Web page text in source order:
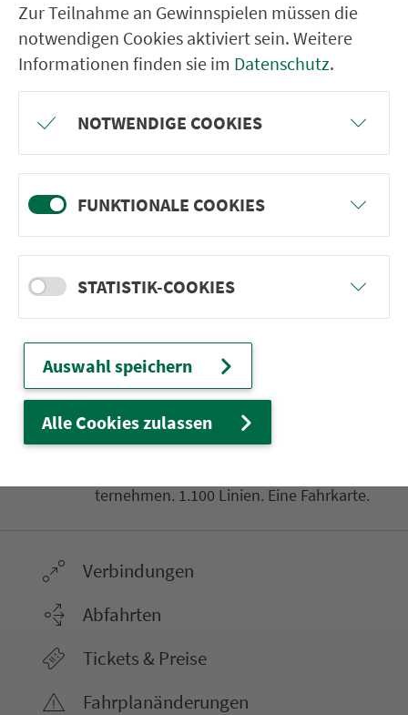
Eyrichshof
Altenstein Am Schwimmbad
Manau Kirche
Hofheim Goßmannsdorfer Str.
Rügheim Marktplatz
Königsberg Regiomontanusstr.
Ver­kehrs­ver­bund Groß­raum
Nürn­berg
ter­neh­men. 1.100 Linien. Eine Fahr­kar­te.
Ver­bin­dungen
Abfahrten
Tickets & Preise
Fahr­plan­ände­rungen
Zur Teilnahme an Gewinnspielen müssen die
notwendigen Cookies aktiviert sein. Weitere
Informationen finden sie im Datenschutz.
NOTWENDIGE COOKIES
FUNKTIONALE COOKIES
STATISTIK-COOKIES
Auswahl speichern
Alle Cookies zulassen